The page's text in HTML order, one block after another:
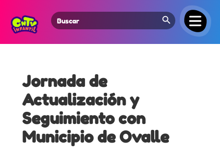
Search
for:
Search Button
Jornada de
Actualización y
Seguimiento con
Municipio de Ovalle